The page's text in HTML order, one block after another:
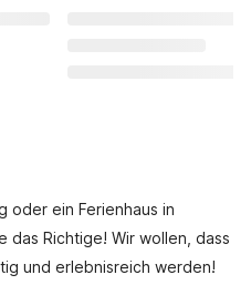
oder ein Ferienhaus in
das Richtige! Wir wollen, dass
und erlebnisreich werden!